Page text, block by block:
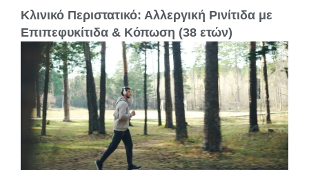
Κλινικό Περιστατικό: Αλλεργική Ρινίτιδα με
Επιπεφυκίτιδα & Κόπωση (38 ετών)